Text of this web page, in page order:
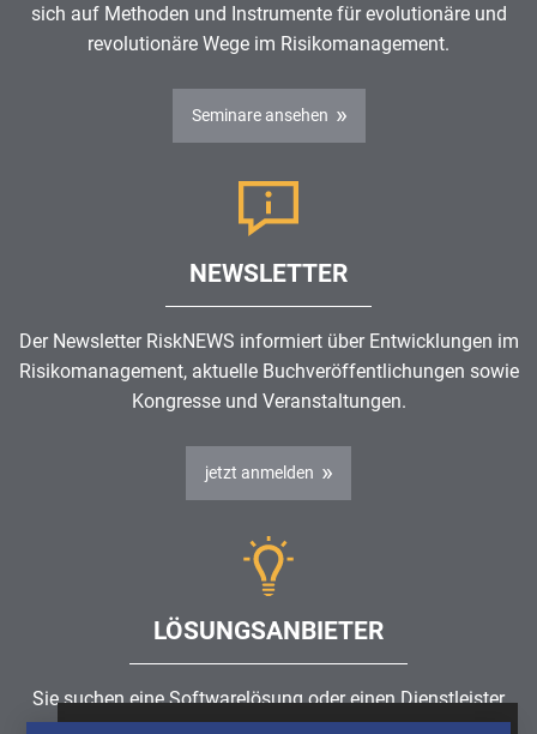
sich auf Methoden und Instrumente für evolutionäre und
revolutionäre Wege im Risikomanagement.
Seminare ansehen
NEWSLETTER
Der Newsletter RiskNEWS informiert über Entwicklungen im
Risikomanagement, aktuelle Buchveröffentlichungen sowie
Kongresse und Veranstaltungen.
jetzt anmelden
LÖSUNGSANBIETER
Sie suchen eine Softwarelösung oder einen Dienstleister
rund um die ThemenRisikomanagement,GRC, IKS oder